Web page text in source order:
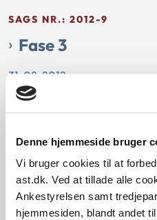
Denne hjemmeside bruger
Vi bruger cookies til at
ast.dk. Ved at tillade alle
Ankestyrelsen samt
hjemmesiden, blandt andet
SAGS NR.: 2012-9
Fase 3
31-08-2012
Fase 3
Barn nr. 2 eller 3,
Ressourcer
Samrådet afslog i marts
som adoptanter til barn nr. 2
Ansøgerne blev ved
til et barn i alderen 0-60
godkende ansøgerne til et